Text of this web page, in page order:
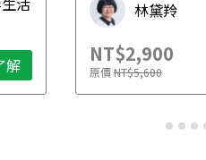
解
林黛羚
NT$2,900
原價NT$5,600